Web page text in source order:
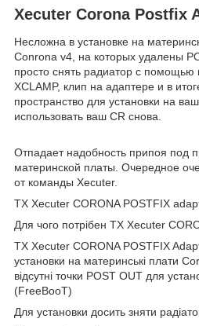
Xecuter Corona Postfix
Несложна в установке на
Conrona v4, на которых удалены
просто снять радиатор с помощью
XCLAMP, клип на адаптере и в
пространство для установки на
использовать ваш CR снова.
Отпадает надобность припоя под
материнской платы. Очередное
от команды Xecuter.
TX Xecuter CORONA POSTFIX
Для чого потрібен TX Xecuter
TX Xecuter CORONA POSTFIX
установки на материнські плати
відсутні точки POST OUT для
(FreeBooT)
Для установки досить зняти